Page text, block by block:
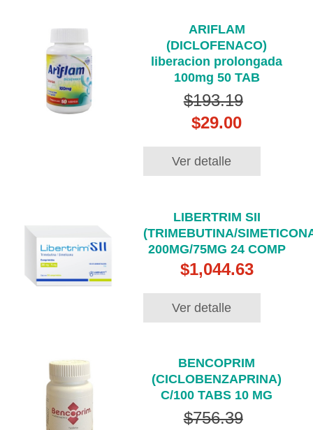
ARIFLAM
(DICLOFENACO)
liberacion prolongada
100mg 50 TAB
$193.19
$29.00
Ver detalle
LIBERTRIM SII
(TRIMEBUTINA/
200MG/75MG 24 COMP
$1,044.63
Ver detalle
BENCOPRIM
(CICLOBENZAPRINA)
C/100 TABS 10 MG
$756.39